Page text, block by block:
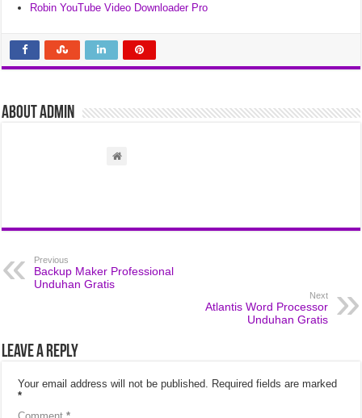
Robin YouTube Video Downloader Pro
About admin
Previous
Backup Maker Professional
Unduhan Gratis
Next
Atlantis Word Processor
Unduhan Gratis
Leave a Reply
Your email address will not be published. Required fields are marked
*